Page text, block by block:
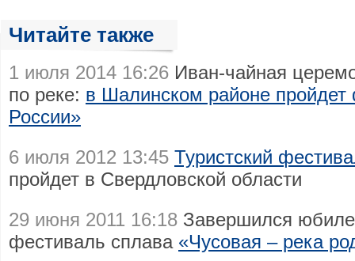
Читайте также
1 июля 2014 16:26 Иван-чайная
по реке: в Шалинском районе пройдет
России»
6 июля 2012 13:45 Туристский
пройдет в Свердловской области
29 июня 2011 16:18 Завершился
фестиваль сплава «Чусовая – река